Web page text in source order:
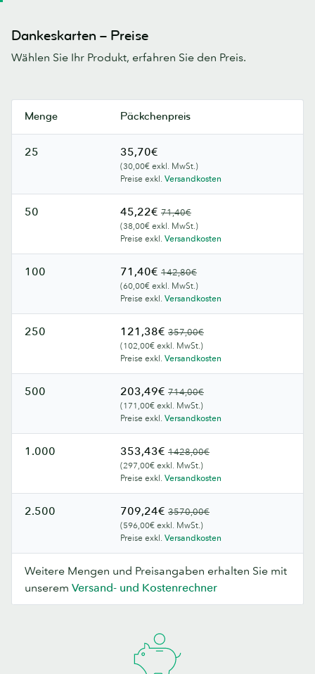
Dankeskarten – Preise
Wählen Sie Ihr Produkt, erfahren Sie den Preis.
Menge Päckchenpreis
25 35,70€
(30,00€ exkl. MwSt.)
Preise exkl. Versandkosten
50 45,22€ 71,40€
(38,00€ exkl. MwSt.)
Preise exkl. Versandkosten
100 71,40€ 142,80€
(60,00€ exkl. MwSt.)
Preise exkl. Versandkosten
250 121,38€ 357,00€
(102,00€ exkl. MwSt.)
Preise exkl. Versandkosten
500 203,49€ 714,00€
(171,00€ exkl. MwSt.)
Preise exkl. Versandkosten
1.000 353,43€ 1428,00€
(297,00€ exkl. MwSt.)
Preise exkl. Versandkosten
2.500 709,24€ 3570,00€
(596,00€ exkl. MwSt.)
Preise exkl. Versandkosten
Weitere Mengen und Preisangaben erhalten Sie mit
unserem Versand- und Kostenrechner